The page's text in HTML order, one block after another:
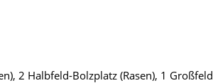
2 Halbfeld-Bolzplatz (Rasen), 1 Großfeld